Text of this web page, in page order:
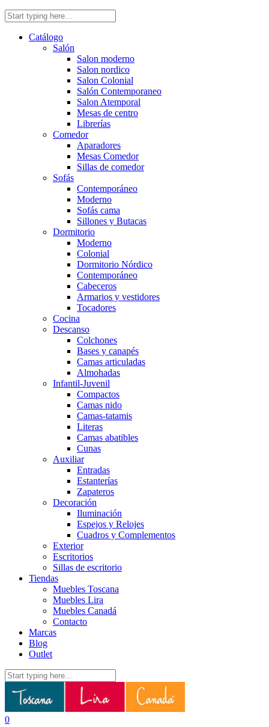
Catálogo
Salón
Salon moderno
Salon nordico
Salon Colonial
Salón Contemporaneo
Salon Atemporal
Mesas de centro
Librerías
Comedor
Aparadores
Mesas Comedor
Sillas de comedor
Sofás
Contemporáneo
Moderno
Sofás cama
Sillones y Butacas
Dormitorio
Moderno
Colonial
Dormitorio Nórdico
Contemporáneo
Cabeceros
Armarios y vestidores
Tocadores
Cocina
Descanso
Colchones
Bases y canapés
Camas articuladas
Almohadas
Infantil-Juvenil
Compactos
Camas nido
Camas-tatamis
Literas
Camas abatibles
Cunas
Auxiliar
Entradas
Estanterías
Zapateros
Decoración
Iluminación
Espejos y Relojes
Cuadros y Complementos
Exterior
Escritorios
Sillas de escritorio
Tiendas
Muebles Toscana
Muebles Lira
Muebles Canadá
Contacto
Marcas
Blog
Outlet
0